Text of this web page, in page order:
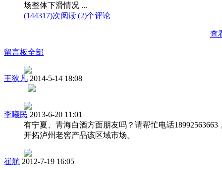
场整体下滑情况 ...
(144317)次阅读|(2)个评论
查
留言板全部
王狄凡 2014-5-14 18:08
李曦民 2013-6-20 11:01
有宁夏、青海白酒方面朋友吗？请帮忙电话18992563663
开拓泸州老窖产品该区域市场。
崔航 2012-7-19 16:05